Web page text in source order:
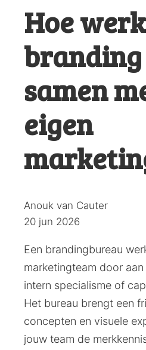
Hoe
samen
eigen
Posted
by:
Anouk van Cauter
20 jun 2026
Een brandingbureau
marketingteam door
intern specialisme of
Het bureau brengt een
concepten en visuele
jouw team de